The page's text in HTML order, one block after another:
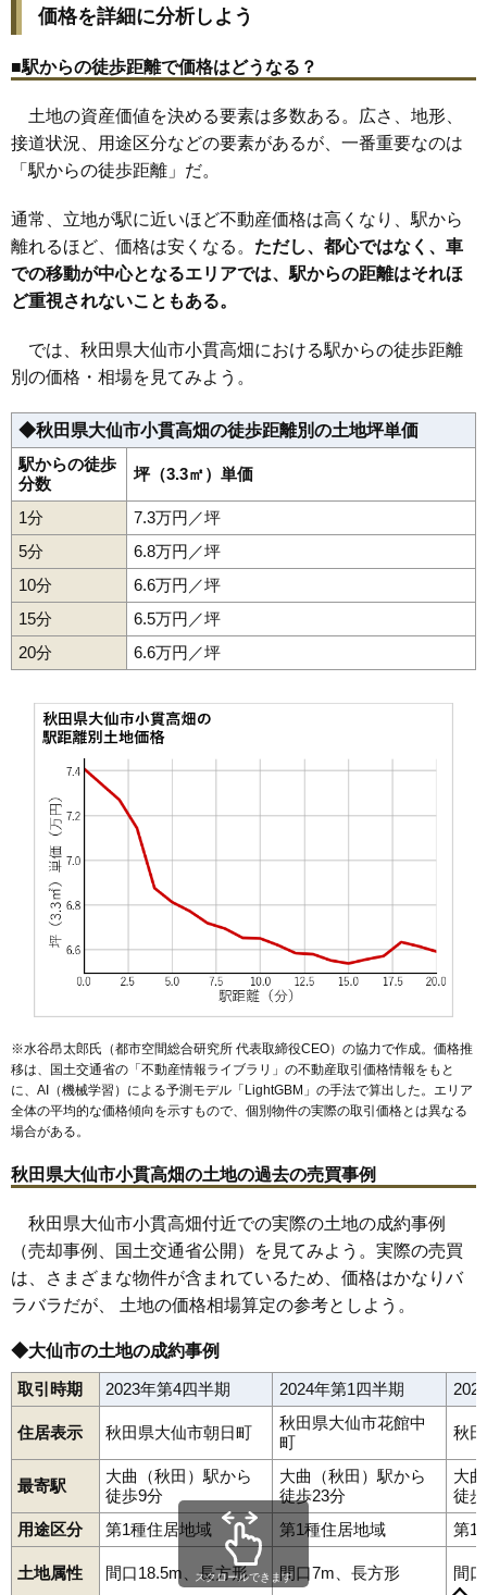
28 大曲日の出町 6.7万円
30 大曲浜町 6.3万円 699万円 -0.6%
31 大曲丸子町 6.2万円 498万円 -2.3%
32 小貫高畑 6.1万円 418万円 -2.2%
33 四ツ屋
34 大曲川原町 5.2万円 1,185万円 17.2%
35 川目 4.9万円 429万円 2.2%
36 戸地谷 4.4万円 373万円 -5.8%
37 飯田 4.2万円
39 刈和野 4.0万円
41 花館 3.3万円 747万円
42
43
44 角間川町
45 長野 2.5万円
46 東川 2.4万円
47 高関上郷 2.1万円
48 高梨 2.0万円
50 協和境
51 北楢岡
53 太田町横沢
福田
55 大曲西根
56 南外 1.5万円 101万円
57 1.4万円
198万円
1.3万円
寺館 1.1万円 185万円 -15.8%
62 橋本 1.1万円 329万円 -13.0%
63
65 土川 1.0万円 61万円 -15.2%
66 豊岡 1.0万円 108万円 -8.1%
67 横堀 0.9万円 141万円 -23.0%
68 太田町国見 0.9万円 54万円 -4.2%
69 木原田 0.9万円 128万円
70 協和船岡 0.9万円
71 協和小種 0.8万円 83万円 -32.3%
72 大沢郷宿 0.8万円 58万円 -22.8%
73 協和稲沢 0.8万円 -30.4%
清水 0.7万円 27万円 -13.8%
堀見内 0.7万円 420万円 -7.6%
76 太田町三本扇 0.7万円 30万円 -29.7%
77 太田町太田 0.7万円 27万円 -27.2%
価格を詳細に分析しよう
■駅からの徒歩距離で価格はどうなる？
土地の資産価値を決める要素は多数ある。広さ、地形、
接道状況、用途区分などの要素があるが、一番重要なのは
「駅からの徒歩距離」だ。
通常、立地が駅に近いほど不動産価格は高くなり、駅から
離れるほど、価格は安くなる。 ただし、都心ではなく、車
での移動が中心となるエリアでは、駅からの距離はそれほ
ど重視されないこともある。
では、秋田県大仙市小貫高畑における駅からの徒歩距離
別の価格・相場を見てみよう。
◆秋田県大仙市小貫高畑の徒歩距離別の土地坪単価
駅からの徒歩
分数
坪（3.3㎡）単価
1分
7.3万円／坪
5分
6.8万円／坪
10分
6.6万円／坪
15分
6.5万円／坪
20分
6.6万円／坪
※水谷昂太郎氏（都市空間総合研究所 代表取締役CEO）の協力で作成。価格推
移は、国土交通省の「不動産情報ライブラリ 」の不動産取引価格情報をもと
に、AI（機械学習）による予測モデル「LightGBM」の手法で算出した。エリア
全体の平均的な価格傾向を示すもので、個別物件の実際の取引価格とは異なる
場合がある。
秋田県大仙市小貫高畑の土地の過去の売買事例
秋田県大仙市小貫高畑付近での実際の土地の成約事例
（売却事例、国土交通省公開）を見てみよう。実際の売買
は、さまざまな物件が含まれているため、価格はかなりバ
ラバラだが、 土地の価格相場算定の参考としよう。
◆大仙市の土地の成約事例
取引時期 2023年第4四半期 2024年第1四半期
住居表示 秋田県大仙市朝日町
秋田県大仙市花館中
町
秋
最寄駅
大曲（秋田）駅から
徒歩9分
大曲（秋田）駅から
徒歩23分
大
徒
用途区分
第1種住居地域 第1種住居地域 第1
土地属性 間口18.5m、長方形 間口7m、長方形 間
スクロールできます
朝日町 飯田内小友 大沢郷宿太田町太田太田町国見
太田町三本扇太田町中里太田町横沢大花町大曲
大曲あけぼの町
大曲飯田町 大曲金谷町
大曲上大町
大曲上栄町大曲川原町 大曲栄町大曲白金町大曲住吉町